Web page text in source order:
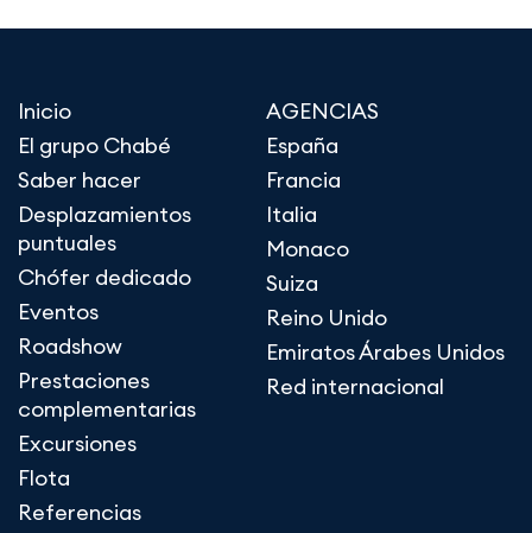
Inicio
El grupo Chabé
Saber hacer
Desplazamientos
puntuales
Chófer dedicado
Eventos
Roadshow
Prestaciones
complementarias
Excursiones
Flota
Referencias
AGENCIAS
España
Francia
Italia
Monaco
Suiza
Reino Unido
Emiratos Árabes Unidos
Red internacional